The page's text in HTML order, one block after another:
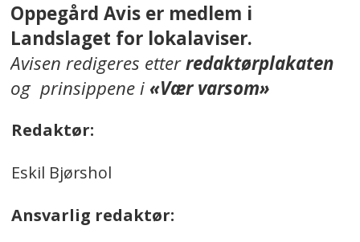
Oppegård Avis er medlem i
Landslaget for lokalaviser.
Avisen redigeres etterredaktørplakaten
og prinsippene i«Vær varsom»
Redaktør:
Eskil Bjørshol
Ansvarlig redaktør: